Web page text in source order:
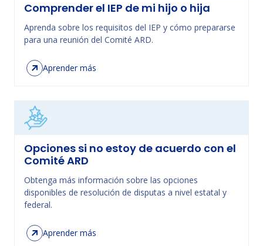
Comprender el IEP de mi hijo o hija
Aprenda sobre los requisitos del IEP y cómo prepararse
para una reunión del Comité ARD.
Aprender más
Opciones si no estoy de acuerdo con el
Comité ARD
Obtenga más información sobre las opciones
disponibles de resolución de disputas a nivel estatal y
federal.
Aprender más